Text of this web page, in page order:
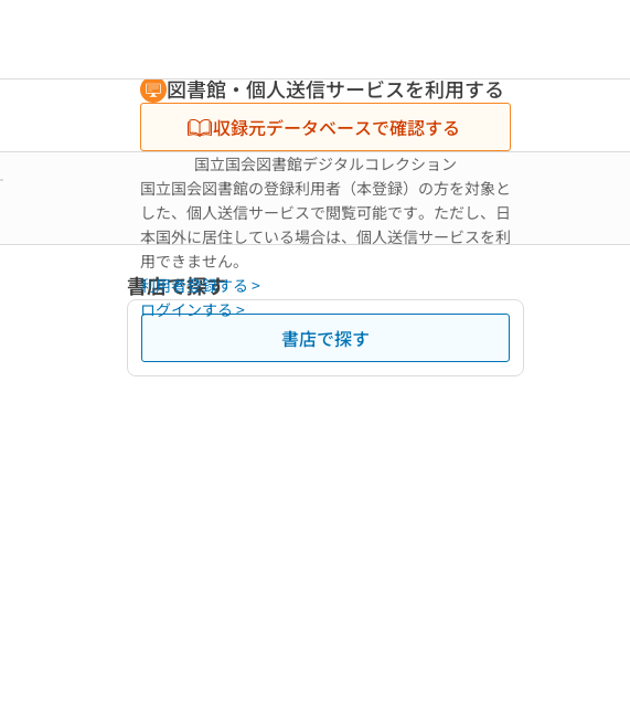
図書館・個人送信サービスを利用する
収録元データベースで確認する
国立国会図書館デジタルコレクション
国立国会図書館の登録利用者（本登録）の方を対象と
した、個人送信サービスで閲覧可能です。ただし、日
本国外に居住している場合は、個人送信サービスを利
用できません。
利用者登録する >
ログインする >
書店で探す
書店で探す